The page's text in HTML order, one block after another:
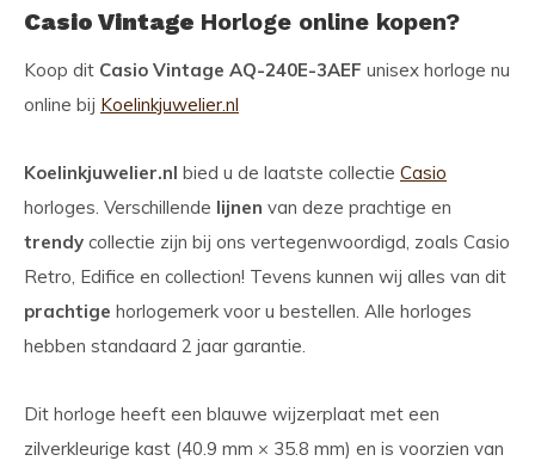
Casio Vintage Horloge online kopen?
Koop dit Casio Vintage AQ-240E-3AEF unisex horloge nu
online bij Koelinkjuwelier.nl
Koelinkjuwelier.nl bied u de laatste collectie Casio
horloges. Verschillende lijnen van deze prachtige en
trendy collectie zijn bij ons vertegenwoordigd, zoals Casio
Retro, Edifice en collection! Tevens kunnen wij alles van dit
prachtige horlogemerk voor u bestellen. Alle horloges
hebben standaard 2 jaar garantie.
Dit horloge heeft een blauwe wijzerplaat met een
zilverkleurige kast (40.9 mm × 35.8 mm) en is voorzien van